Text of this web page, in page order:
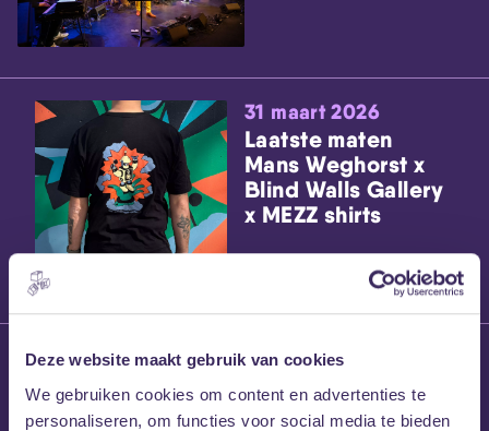
Deze website maakt gebruik van cookies
We gebruiken cookies om content en advertenties te
personaliseren, om functies voor social media te bieden
31 maart 2026
Laatste maten
Mans Weghorst x
Blind Walls Gallery
x MEZZ shirts
27 maart 2026
Willem’s Blog:
Frans Kalf